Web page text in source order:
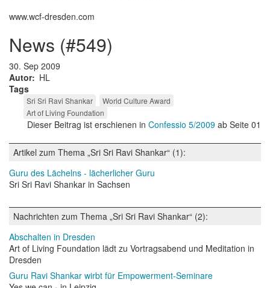
www.wcf-dresden.com
news (#549)
30. Sep 2009
Autor
HL
Tags
Sri Sri Ravi Shankar
World Culture Award
Art of Living Foundation
Dieser Beitrag ist erschienen in Confessio 5/2009 ab Seite 01
Artikel zum Thema „Sri Sri Ravi Shankar“ (1):
Guru des Lächelns - lächerlicher Guru
Sri Sri Ravi Shankar in Sachsen
Nachrichten zum Thema „Sri Sri Ravi Shankar“ (2):
Abschalten in Dresden
Art of Living Foundation lädt zu Vortragsabend und Meditation in
Dresden
Guru Ravi Shankar wirbt für Empowerment-Seminare